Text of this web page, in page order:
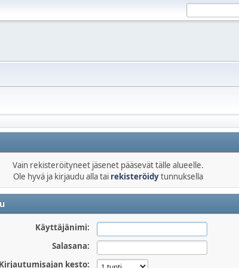
Vain rekisteröityneet jäsenet pääsevät tälle alueelle.
Ole hyvä ja kirjaudu alla tai rekisteröidytunnuksella
Käyttäjänimi:
Salasana:
Kirjautumisajan kesto: